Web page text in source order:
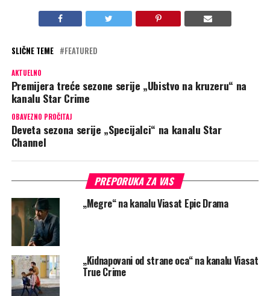
SLIČNE TEME FEATURED
AKTUELNO
Premijera treće sezone serije „Ubistvo na kruzeru“ na
kanalu Star Crime
OBAVEZNO PROČITAJ
Deveta sezona serije „Specijalci“ na kanalu Star
Channel
PREPORUKA ZA VAS
„Megre“ na kanalu Viasat Epic Drama
„Kidnapovani od strane oca“ na kanalu Viasat
True Crime